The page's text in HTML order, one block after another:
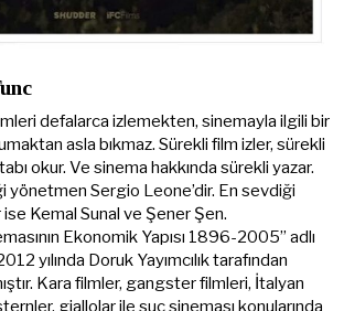
defalarca izlemekten, sinemayla ilgili bir
asla bıkmaz. Sürekli film izler, sürekli
okur. Ve sinema hakkında sürekli yazar.
yönetmen Sergio Leone’dir. En sevdiği
Kemal Sunal ve Şener Şen.
Ekonomik Yapısı 1896-2005” adlı
yılında Doruk Yayımcılık tarafından
Kara filmler, gangster filmleri, İtalyan
giallolar ile suç sineması konularında